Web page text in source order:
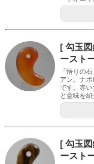
[ 勾玉
ースト
「悟りの
アン。ナ
です。赤
と意味を紹
[ 勾玉
ースト